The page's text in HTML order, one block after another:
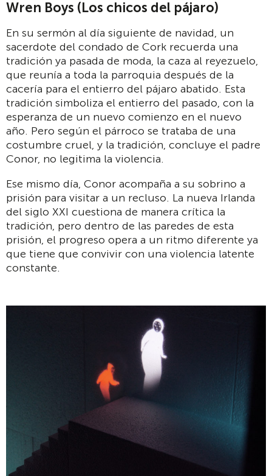
Wren Boys (Los chicos del pájaro)
En su sermón al día siguiente de navidad, un
sacerdote del condado de Cork recuerda una
tradición ya pasada de moda, la caza al reyezuelo,
que reunía a toda la parroquia después de la
cacería para el entierro del pájaro abatido. Esta
tradición simboliza el entierro del pasado, con la
esperanza de un nuevo comienzo en el nuevo
año. Pero según el párroco se trataba de una
costumbre cruel, y la tradición, concluye el padre
Conor, no legitima la violencia.
Ese mismo día, Conor acompaña a su sobrino a
prisión para visitar a un recluso. La nueva Irlanda
del siglo XXI cuestiona de manera crítica la
tradición, pero dentro de las paredes de esta
prisión, el progreso opera a un ritmo diferente ya
que tiene que convivir con una violencia latente
constante.